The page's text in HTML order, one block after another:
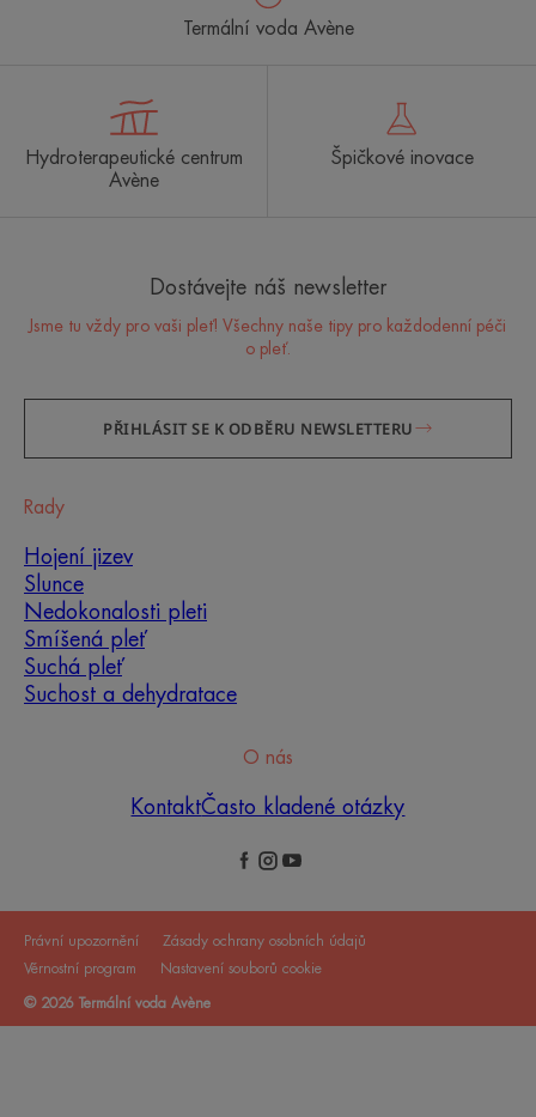
Termální voda Avène
Hydroterapeutické centrum
Avène
Špičkové inovace
Dostávejte náš newsletter
Jsme tu vždy pro vaši pleť! Všechny naše tipy pro každodenní péči
o pleť.
PŘIHLÁSIT SE K ODBĚRU NEWSLETTERU
Rady
Hojení jizev
Slunce
Nedokonalosti pleti
Smíšená pleť
Suchá pleť
Suchost a dehydratace
O nás
KontaktČasto kladené otázky
Právní upozornění
Zásady ochrany osobních údajů
Věrnostní program
Nastavení souborů cookie
© 2026 Termální voda Avène